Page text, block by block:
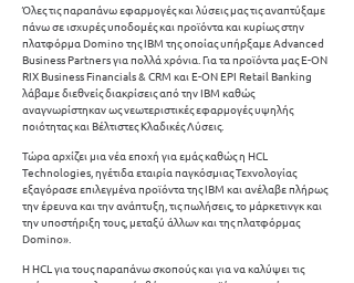
Όλες τις παραπάνω εφαρμογές και λύσεις μας τις αναπτύξαμε
πάνω σε ισχυρές υποδομές και προϊόντα και κυρίως στην
πλατφόρμα Domino της IBM της οποίας υπήρξαμε Advanced
Business Partners για πολλά χρόνια. Για τα προϊόντα μας E-ON
RIX Business Financials & CRM και Ε-ΟΝ EPI Retail Banking
λάβαμε διεθνείς διακρίσεις από την ΙΒΜ καθώς
αναγνωρίστηκαν ως νεωτεριστικές εφαρμογές υψηλής
ποιότητας και Βέλτιστες Κλαδικές Λύσεις.
Τώρα αρχίζει μια νέα εποχή για εμάς καθώς η HCL
Technologies, ηγέτιδα εταιρία παγκόσμιας Τεχνολογίας
εξαγόρασε επιλεγμένα προϊόντα της IBM και ανέλαβε πλήρως
την έρευνα και την ανάπτυξη, τις πωλήσεις, το μάρκετινγκ και
την υποστήριξη τους, μεταξύ άλλων και της πλατφόρμας
Domino».
Η HCL για τους παραπάνω σκοπούς και για να καλύψει τις